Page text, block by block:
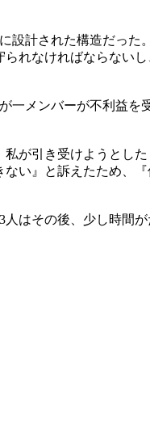
設計された構造だった
れなければならないし
一メンバーが不利益を
が引き受けようとし
い』と訴えたため、
はその後、少し時間